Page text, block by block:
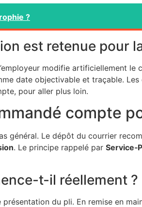
?
est retenue pour
modifie artificiellement le
date objectivable et traçable. Les
pour aller plus loin.
compte
général. Le dépôt du courrier
. Le principe rappelé par
t-il réellement ?
du pli. En remise en